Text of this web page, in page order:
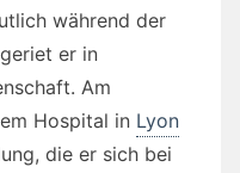
während der
er in
Am
Hospital in Lyon
die er sich bei